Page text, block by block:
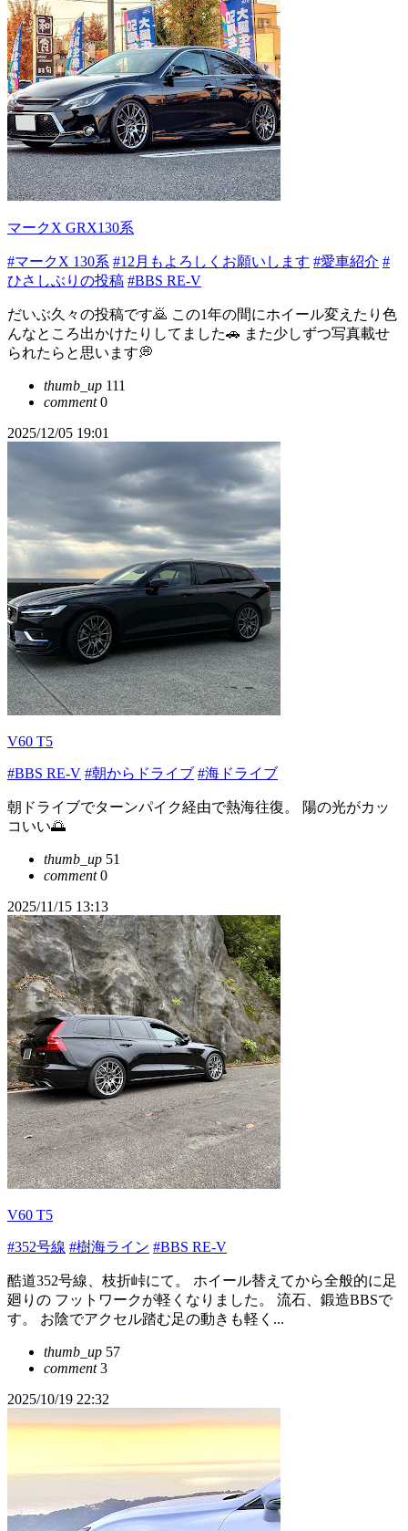
マークX GRX130系
#マークX 130系 #12月もよろしくお願いします #愛車紹介 #
ひさしぶりの投稿 #BBS RE-V
だいぶ久々の投稿です🙇 この1年の間にホイール変えたり色
んなところ出かけたりしてました🚗 また少しずつ写真載せ
られたらと思います💭
thumb_up 111
comment0
2025/12/05 19:01
V60 T5
#BBS RE-V #朝からドライブ #海ドライブ
朝ドライブでターンパイク経由で熱海往復。 陽の光がカッ
コいい🌅
thumb_up 51
comment0
2025/11/15 13:13
V60 T5
#352号線 #樹海ライン #BBS RE-V
酷道352号線、枝折峠にて。 ホイール替えてから全般的に足
廻りの フットワークが軽くなりました。 流石、鍛造BBSで
す。 お陰でアクセル踏む足の動きも軽く...
thumb_up 57
comment3
2025/10/19 22:32